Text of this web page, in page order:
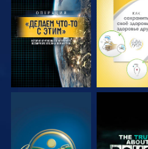
СМОТРЕТЬ
СМОТРЕТЬ